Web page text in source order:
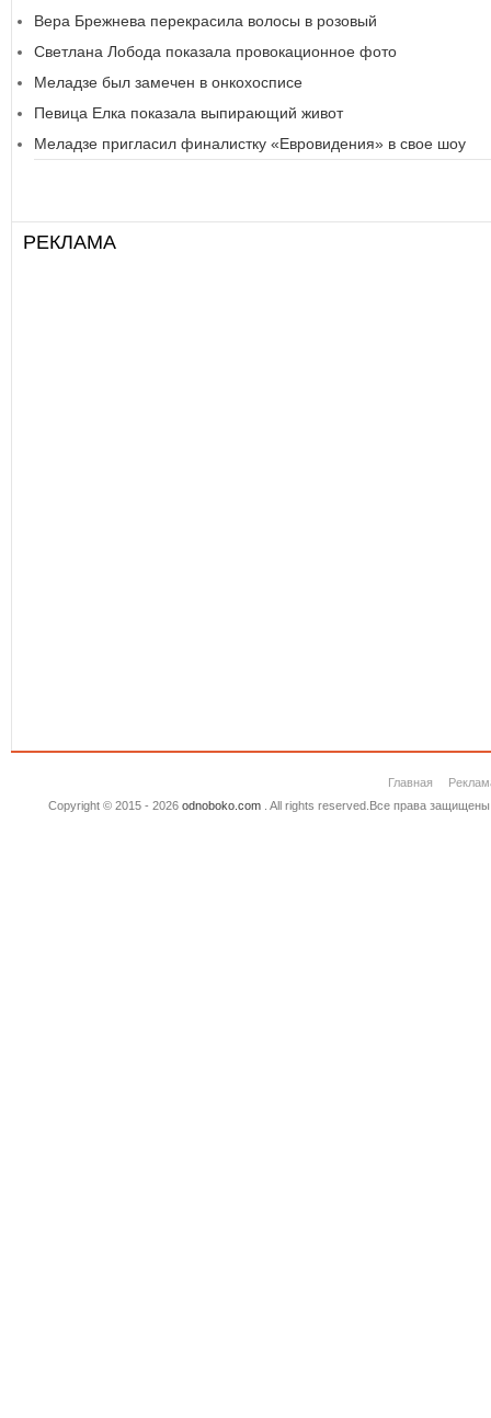
Вера Брежнева перекрасила волосы в розовый
Светлана Лобода показала провокационное фото
Меладзе был замечен в онкохосписе
Певица Елка показала выпирающий живот
Меладзе пригласил финалистку «Евровидения» в свое шоу
РЕКЛАМА
Главная
Copyright © 2015 - 2026 odnoboko.com. All rights reserved.Все права защищены.